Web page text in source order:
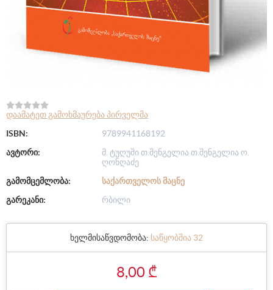
დაამატეთ გამოხმაურება პირველმა
ISBN:
9789941168192
ავტორი:
მ. ტუღუში თ.შენგელია თ.შენგელია ო.
ღონღაძე
გამომცემლობა:
ᲡᲐᲥᲐᲠᲗᲕᲔᲚᲝᲡ ᲛᲐᲪᲜᲔ
გარეკანი:
რბილი
ხელმისაწვდომობა: საწყობშია 32
8,00 ₾